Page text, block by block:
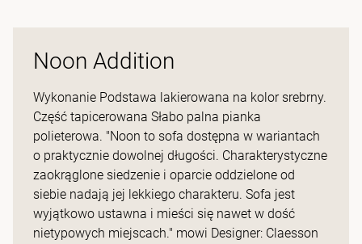
Noon Addition
Wykonanie Podstawa lakierowana na kolor srebrny.
Część tapicerowana Słabo palna pianka
polieterowa. "Noon to sofa dostępna w wariantach
o praktycznie dowolnej długości. Charakterystyczne
zaokrąglone siedzenie i oparcie oddzielone od
siebie nadają jej lekkiego charakteru. Sofa jest
wyjątkowo ustawna i mieści się nawet w dość
nietypowych miejscach." mowi Designer: Claesson